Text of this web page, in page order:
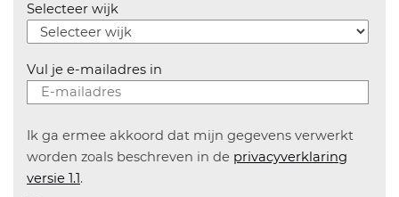
Selecteer wijk
Vul je e-mailadres in
Ik ga ermee akkoord dat mijn gegevens verwerkt
worden zoals beschreven in de privacyverklaring
versie 1.1.